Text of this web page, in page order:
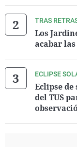
TRAS
Los
acabar
ECLIPSE
Eclipse
del TUS